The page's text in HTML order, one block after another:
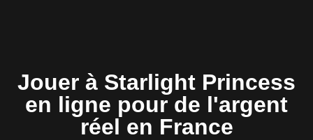
Jouer à Starlight Princess
en ligne pour de l'argent
réel en France